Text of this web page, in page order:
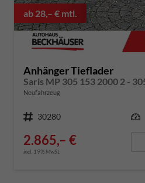
ab 28,– € mtl.
Anhänger Tieflader
Neufahrzeug
Fahrzeugnummer 30280 Leistung
2.865,– €
incl. 19% MwSt.